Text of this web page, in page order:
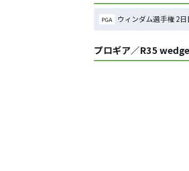
PGA ウィンダム選手権 2日
プロギア／R35